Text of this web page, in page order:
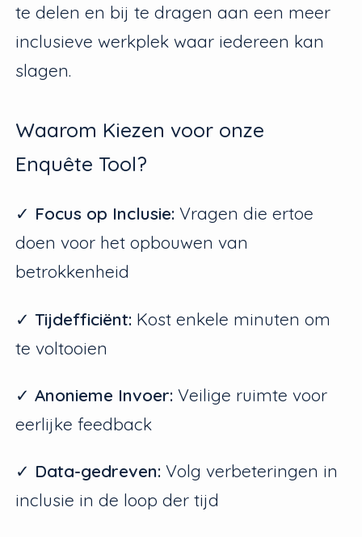
te delen en bij te dragen aan een meer
inclusieve werkplek waar iedereen kan
slagen.
Waarom Kiezen voor onze
Enquête Tool?
✓ Focus op Inclusie: Vragen die ertoe
doen voor het opbouwen van
betrokkenheid
✓Tijdefficiënt: Kost enkele minuten om
te voltooien
✓Anonieme Invoer: Veilige ruimte voor
eerlijke feedback
✓ Data-gedreven: Volg verbeteringen in
inclusie in de loop der tijd